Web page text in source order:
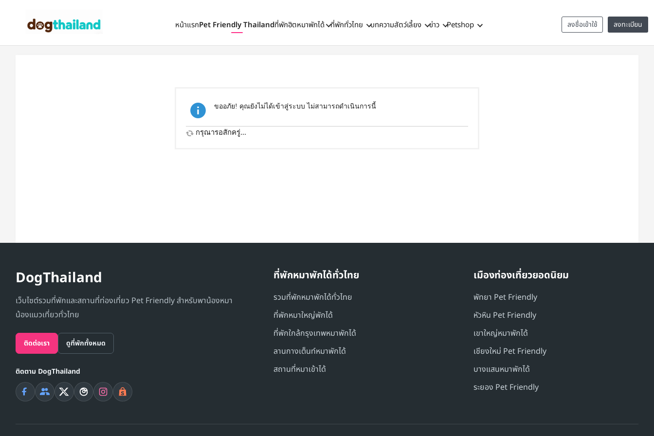
ลงชื่อเข้าใช้ ลงทะเบียน
หน้าแรกPet Friendly Thailandที่พักฮิตหมาพักได้ ที่พักทั่วไทย บทความสัตว์เลี้ยง ข่าว Petshop
ขออภัย! คุณยังไม่ได้เข้าสู่ระบบ ไม่สามารถดำเนินการนี้
กรุณารอสักครู่...
DogThailand
เว็บไซต์รวมที่พักและสถานที่ท่องเที่ยว Pet Friendly สำหรับพาน้องหมา
น้องแมวเที่ยวทั่วไทย
ติดต่อเรา ดูที่พักทั้งหมด
ติดตาม DogThailand
ที่พักหมาพักได้ทั่วไทย
รวมที่พักหมาพักได้ทั่วไทย
ที่พักหมาใหญ่พักได้
ที่พักใกล้กรุงเทพหมาพักได้
ลานกางเต็นท์หมาพักได้
สถานที่หมาเข้าได้
เมืองท่องเที่ยวยอดนิยม
พัทยา Pet Friendly
หัวหิน Pet Friendly
เขาใหญ่หมาพักได้
เชียงใหม่ Pet Friendly
บางแสนหมาพักได้
ระยอง Pet Friendly